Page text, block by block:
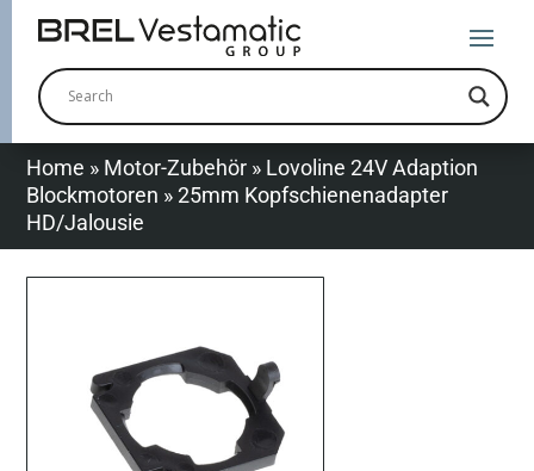
Home » Motor-Zubehör » Lovoline 24V Adaption
Blockmotoren »25mm Kopfschienenadapter
HD/Jalousie